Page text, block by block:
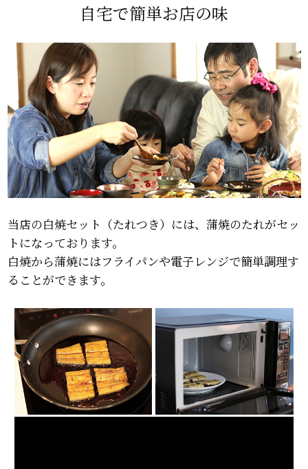
自宅で簡単お店の味
当店の白焼セット（たれつき）には、蒲焼のたれがセッ
トになっております。
白焼から蒲焼にはフライパンや電子レンジで簡単調理す
ることができます。